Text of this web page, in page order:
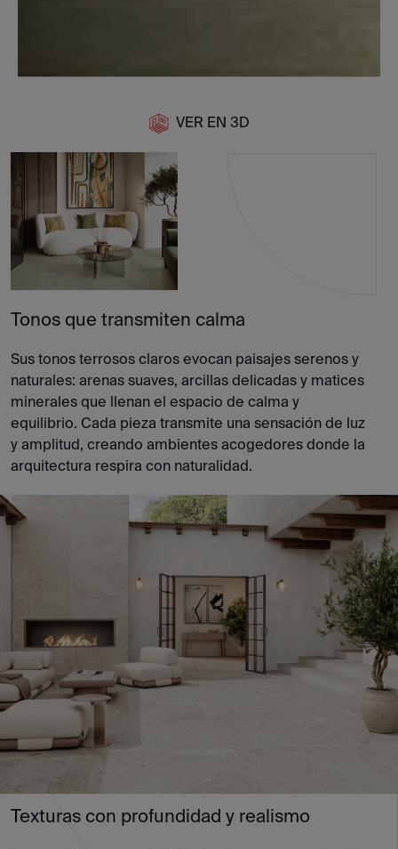
VER EN 3D
Tonos que transmiten calma
Sus tonos terrosos claros evocan paisajes serenos y
naturales: arenas suaves, arcillas delicadas y matices
minerales que llenan el espacio de calma y
equilibrio. Cada pieza transmite una sensación de luz
y amplitud, creando ambientes acogedores donde la
arquitectura respira con naturalidad.
Texturas con profundidad y realismo